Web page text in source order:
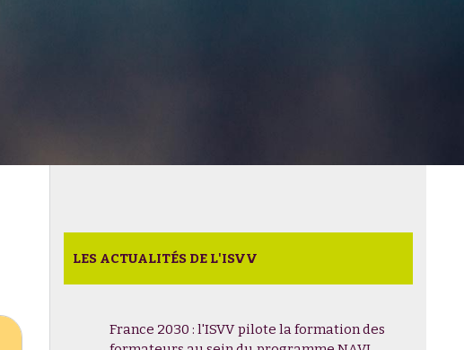
LES ACTUALITÉS DE L'ISVV
France 2030 : l'ISVV pilote la formation des